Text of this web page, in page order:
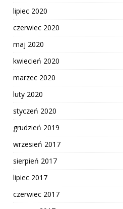
lipiec 2020
czerwiec 2020
maj 2020
kwiecień 2020
marzec 2020
luty 2020
styczeń 2020
grudzień 2019
wrzesień 2017
sierpień 2017
lipiec 2017
czerwiec 2017